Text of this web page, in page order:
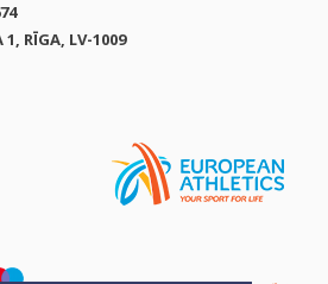
1, RĪGA, LV-1009